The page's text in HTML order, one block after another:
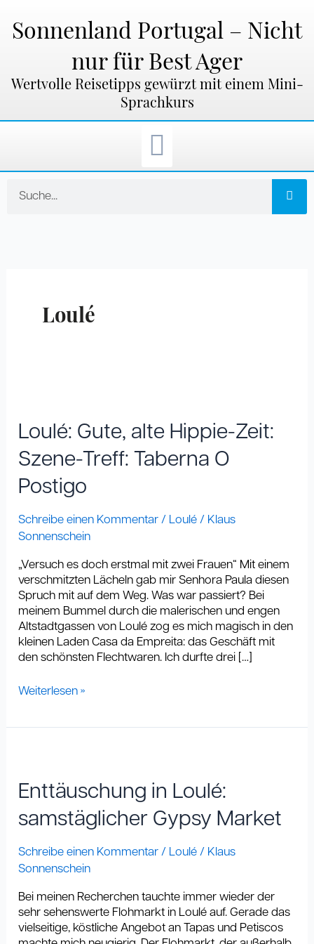
Inhalt
springen
Sonnenland Portugal – Nicht
nur für Best Ager
Wertvolle Reisetipps gewürzt mit einem Mini-
Sprachkurs
Loulé
Loulé: Gute, alte Hippie-Zeit:
Szene-Treff: Taberna O
Postigo
Schreibe einen Kommentar / Loulé / Klaus
Sonnenschein
„Versuch es doch erstmal mit zwei Frauen“ Mit einem
verschmitzten Lächeln gab mir Senhora Paula diesen
Spruch mit auf dem Weg. Was war passiert? Bei
meinem Bummel durch die malerischen und engen
Altstadtgassen von Loulé zog es mich magisch in den
kleinen Laden Casa da Empreita: das Geschäft mit
den schönsten Flechtwaren. Ich durfte drei […]
alte
Hippie-
Zeit:
Treff:
O
Postigo
Weiterlesen »
Enttäuschung in Loulé:
samstäglicher Gypsy Market
Schreibe einen Kommentar / Loulé / Klaus
Sonnenschein
Bei meinen Recherchen tauchte immer wieder der
sehr sehenswerte Flohmarkt in Loulé auf. Gerade das
vielseitige, köstliche Angebot an Tapas und Petiscos
Loulé:
samstäglicher
Gypsy
Market